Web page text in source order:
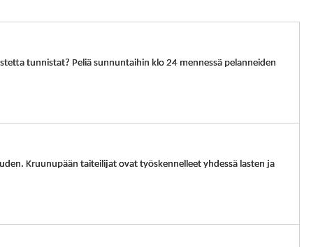
tunnistat? Peliä sunnuntaihin klo 24 mennessä pelanneiden
Kruunupään taiteilijat ovat työskennelleet yhdessä lasten ja